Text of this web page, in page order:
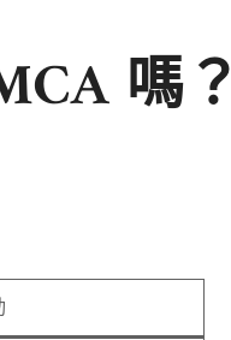
嗎？